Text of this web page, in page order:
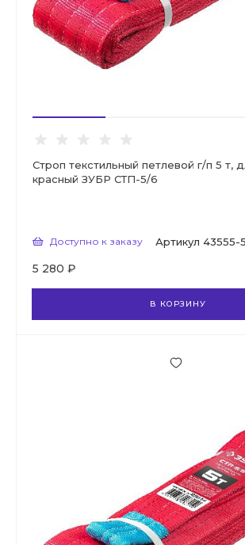
Строп текстильный петлевой г/п 5 т,
красный ЗУБР СТП-5/6
Доступно к заказу Артикул 43555-
5 280 ₽
В КОРЗИНУ